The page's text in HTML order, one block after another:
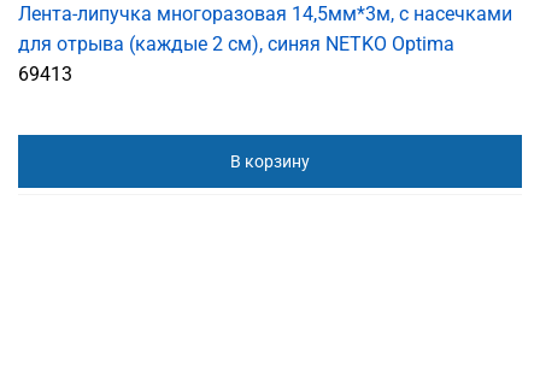
Лента-липучка многоразовая 14,5мм*3м, с насечками
для отрыва (каждые 2 см), синяя NETKO Optima
69413
В корзину